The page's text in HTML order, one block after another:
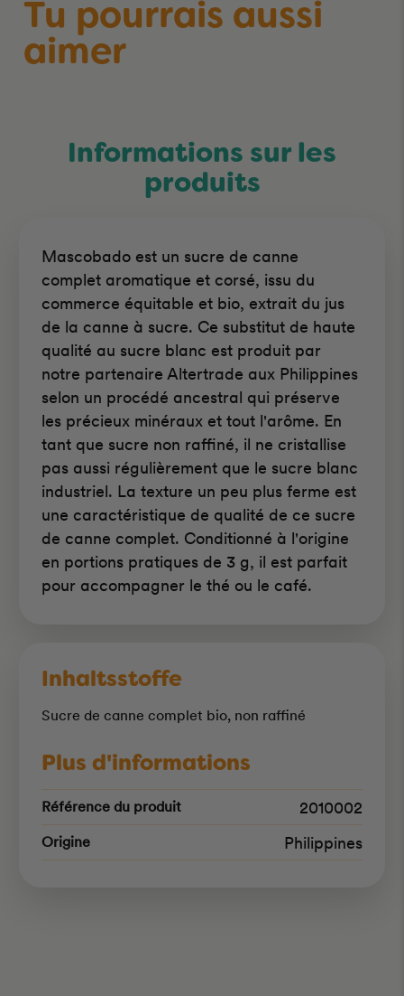
Tu pourrais aussi
aimer
Informations sur les
produits
Mascobado est un sucre de canne
complet aromatique et corsé, issu du
commerce équitable et bio, extrait du jus
de la canne à sucre. Ce substitut de haute
qualité au sucre blanc est produit par
notre partenaire Altertrade aux Philippines
selon un procédé ancestral qui préserve
les précieux minéraux et tout l'arôme. En
tant que sucre non raffiné, il ne cristallise
pas aussi régulièrement que le sucre blanc
industriel. La texture un peu plus ferme est
une caractéristique de qualité de ce sucre
de canne complet. Conditionné à l'origine
en portions pratiques de 3 g, il est parfait
pour accompagner le thé ou le café.
Inhaltsstoffe
Sucre de canne complet bio, non raffiné
Plus d'informations
Référence du produit 2010002
Origine Philippines